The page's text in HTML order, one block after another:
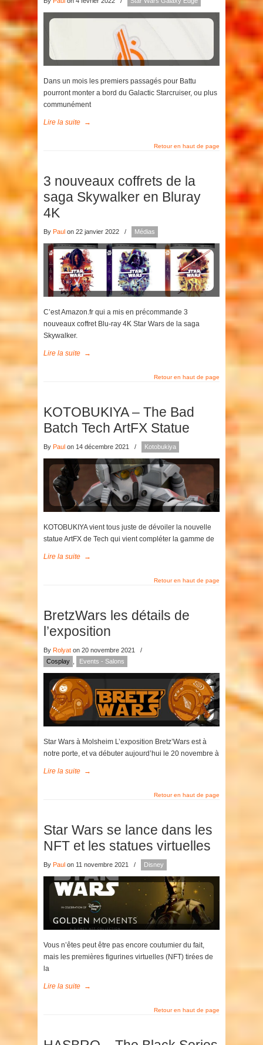
Dans un mois les premiers passagés pour Battu
pourront monter a bord du Galactic Starcruiser, ou plus
communément
Lire la suite →
Retour en haut de page
3 nouveaux coffrets de la
saga Skywalker en Bluray
4K
By Paul on 22 janvier 2022 / Médias
C’est Amazon.fr qui a mis en précommande 3
nouveaux coffret Blu-ray 4K Star Wars de la saga
Skywalker.
Lire la suite →
Retour en haut de page
KOTOBUKIYA – The Bad
Batch Tech ArtFX Statue
By Paul on 14 décembre 2021 / Kotobukiya
KOTOBUKIYA vient tous juste de dévoiler la nouvelle
statue ArtFX de Tech qui vient compléter la gamme de
Lire la suite →
Retour en haut de page
BretzWars les détails de
l’exposition
By Rolyat on 20 novembre 2021
/
Cosplay
Events - Salons
Star Wars à Molsheim L’exposition Bretz’Wars est à
notre porte, et va débuter aujourd’hui le 20 novembre à
Lire la suite →
Retour en haut de page
Star Wars se lance dans les
NFT et les statues virtuelles
By Paul on 11 novembre 2021 / Disney
Vous n’êtes peut être pas encore coutumier du fait,
mais les premières figurines virtuelles (NFT) tirées de
la
Lire la suite →
Retour en haut de page